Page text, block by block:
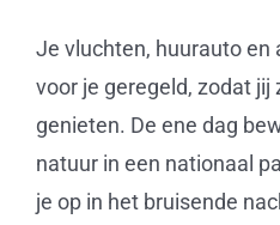
Je vluchten, huurauto en
voor je geregeld, zodat jij
genieten. De ene dag
natuur in een nationaal
je op in het bruisende